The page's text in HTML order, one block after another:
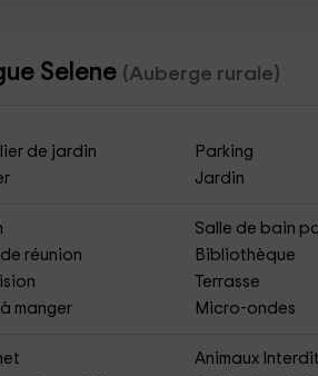
Selene (Auberge rurale)
de jardin Parking
Jardin
Salle de bain
réunion
Bibliothèque
Terrasse
manger
Micro-ondes
Animaux